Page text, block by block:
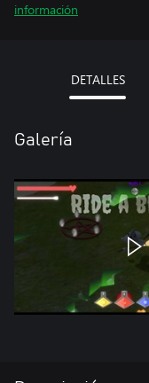
información
DETALLES
Galería